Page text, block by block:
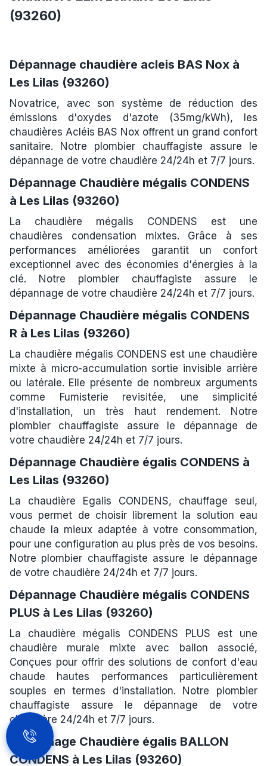
(93260)
Dépannage chaudière acleis BAS Nox à
Les Lilas (93260)
Novatrice, avec son système de réduction des
émissions d'oxydes d'azote (35mg/kWh), les
chaudières Acléis BAS Nox offrent un grand confort
sanitaire. Notre plombier chauffagiste assure le
dépannage de votre chaudière 24/24h et 7/7 jours.
Dépannage Chaudière mégalis CONDENS
à Les Lilas (93260)
La chaudière mégalis CONDENS est une
chaudières condensation mixtes. Grâce à ses
performances améliorées garantit un confort
exceptionnel avec des économies d'énergies à la
clé. Notre plombier chauffagiste assure le
dépannage de votre chaudière 24/24h et 7/7 jours.
Dépannage Chaudière mégalis CONDENS
R à Les Lilas (93260)
La chaudière mégalis CONDENS est une chaudière
mixte à micro-accumulation sortie invisible arrière
ou latérale. Elle présente de nombreux arguments
comme Fumisterie revisitée, une simplicité
d'installation, un très haut rendement. Notre
plombier chauffagiste assure le dépannage de
votre chaudière 24/24h et 7/7 jours.
Dépannage Chaudière égalis CONDENS à
Les Lilas (93260)
La chaudière Egalis CONDENS, chauffage seul,
vous permet de choisir librement la solution eau
chaude la mieux adaptée à votre consommation,
pour une configuration au plus près de vos besoins.
Notre plombier chauffagiste assure le dépannage
de votre chaudière 24/24h et 7/7 jours.
Dépannage Chaudière mégalis CONDENS
PLUS à Les Lilas (93260)
La chaudière mégalis CONDENS PLUS est une
chaudière murale mixte avec ballon associé,
Conçues pour offrir des solutions de confort d'eau
chaude hautes performances particulièrement
souples en termes d'installation. Notre plombier
chauffagiste assure le dépannage de votre
chaudière 24/24h et 7/7 jours.
Dépannage Chaudière égalis BALLON
CONDENS à Les Lilas (93260)